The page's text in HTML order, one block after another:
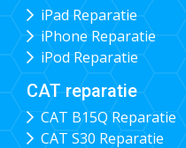
iPad Reparatie
iPhone Reparatie
iPod Reparatie
CAT reparatie
CAT B15Q Reparatie
CAT S30 Reparatie